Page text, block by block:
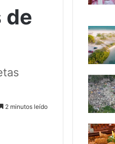
de
2 minutos leído